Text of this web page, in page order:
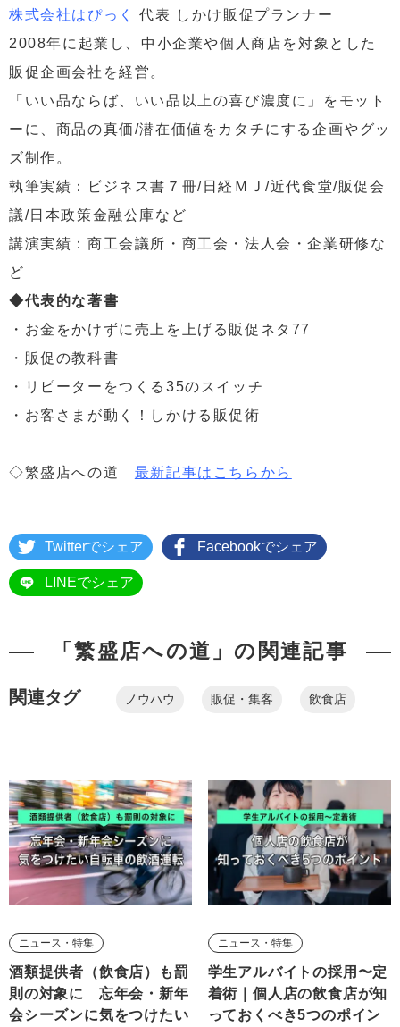
株式会社はぴっく
代表 しかけ販促プランナー
2008年に起業し、中小企業や個人商店を対象とした
販促企画会社を経営。
「いい品ならば、いい品以上の喜び濃度に」をモット
ーに、商品の真価/潜在価値をカタチにする企画やグッ
ズ制作。
執筆実績：ビジネス書７冊/日経ＭＪ/近代食堂/販促会
議/日本政策金融公庫など
講演実績：商工会議所・商工会・法人会・企業研修な
ど
◆代表的な著書
・お金をかけずに売上を上げる販促ネタ77
・販促の教科書
・リピーターをつくる35のスイッチ
・お客さまが動く！しかける販促術
◇繁盛店への道 最新記事はこちらから
Twitterでシェア Facebookでシェア
LINEでシェア
「繁盛店への道」の関連記事
関連タグ ノウハウ 販促・集客 飲食店
ニュース・特集
酒類提供者（飲食店）も罰
則の対象に 忘年会・新年
会シーズンに気をつけたい
ニュース・特集
学生アルバイトの採用〜定
着術｜個人店の飲食店が知
っておくべき5つのポイン